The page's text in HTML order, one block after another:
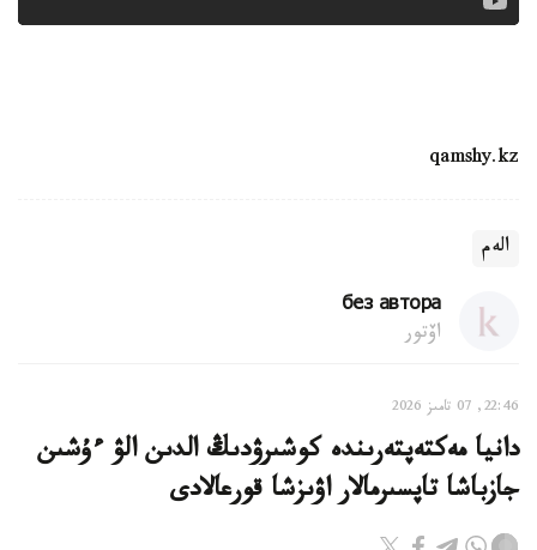
qamshy.kz
الەم
без автора
اۆتور
22:46, 07 تامىز 2026
دانيا مەكتەپتەرىندە كوشىرۋدىڭ الدىن الۋ ءۇشىن
جازباشا تاپسىرمالار اۋىزشا قورعالادى